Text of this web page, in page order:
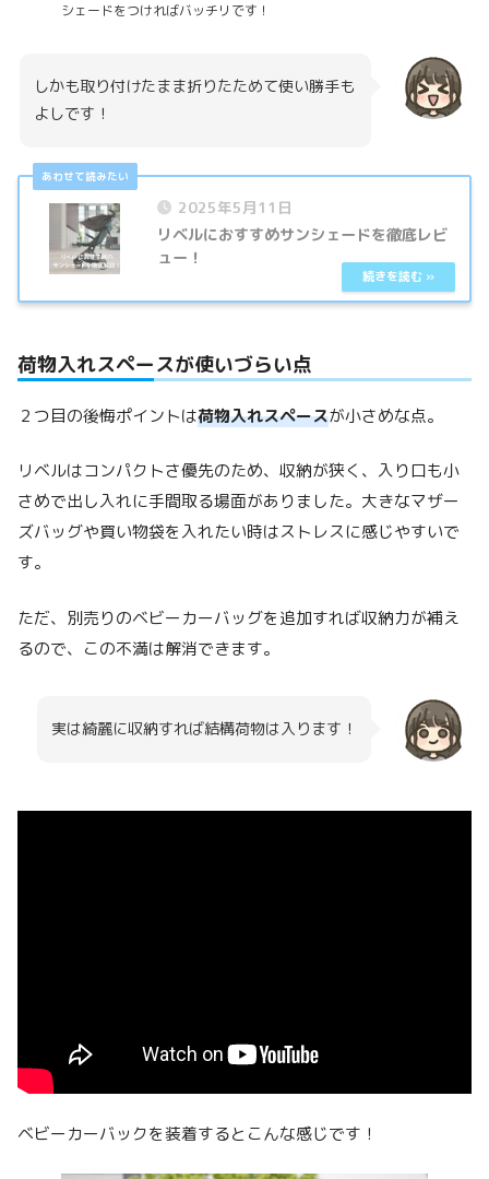
シェードをつければバッチリです！
しかも取り付けたまま折りたためて使い勝手も
よしです！
2025年5月11日
リベルにおすすめサンシェードを徹底レビ
ュー！
荷物入れスペースが使いづらい点
２つ目の後悔ポイントは荷物入れスペースが小さめな点。
リベルはコンパクトさ優先のため、収納が狭く、入り口も小
さめで出し入れに手間取る場面がありました。大きなマザー
ズバッグや買い物袋を入れたい時はストレスに感じやすいで
す。
ただ、別売りのベビーカーバッグを追加すれば収納力が補え
るので、この不満は解消できます。
実は綺麗に収納すれば結構荷物は入ります！
ベビーカーバックを装着するとこんな感じです！